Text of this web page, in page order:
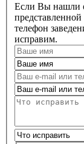
Если Вы нашли
телефон
исправим.